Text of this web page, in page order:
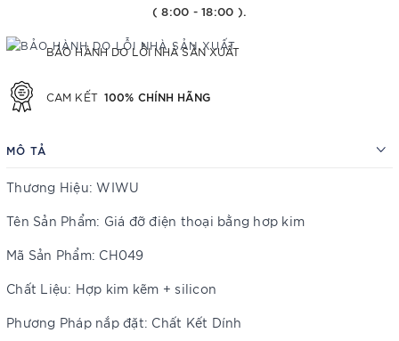
( 8:00 - 18:00 ).
BẢO HÀNH DO LỖI NHÀ SẢN XUẤT
CAM KẾT 100% CHÍNH HÃNG
MÔ TẢ
Thương Hiệu: WIWU
Tên Sản Phẩm: Giá đỡ điện thoại bằng hơp kim
Mã Sản Phẩm: CH049
Chất Liệu: Hợp kim kẽm + silicon
Phương Pháp nắp đặt: Chất Kết Dính